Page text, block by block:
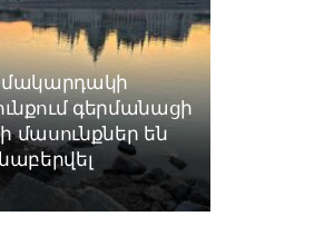
մակարդակի
գերմանացի
մասունքներ են